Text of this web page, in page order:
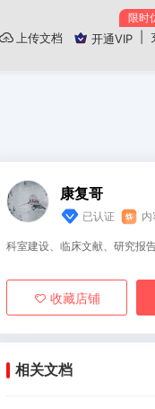
上传文档 开通VIP
限时
康复哥
已认证
科室建设、临床文献、研究报
收藏店铺
相关文档